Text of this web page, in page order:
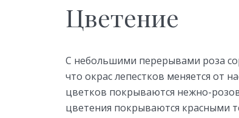
Цветение
С небольшими перерывами роза
что окрас лепестков меняется от
цветков покрываются нежно-
цветения покрываются красными